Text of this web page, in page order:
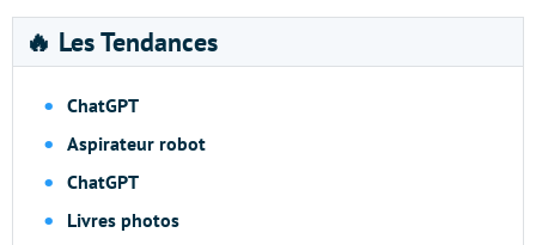
🔥 Les Tendances
ChatGPT
Aspirateur robot
ChatGPT
Livres photos